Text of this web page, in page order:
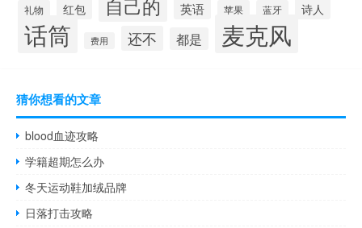
礼物 红包 自己的 英语 苹果 蓝牙 诗人
话筒 费用 还不 都是 麦克风
猜你想看的文章
blood血迹攻略
学籍超期怎么办
冬天运动鞋加绒品牌
日落打击攻略